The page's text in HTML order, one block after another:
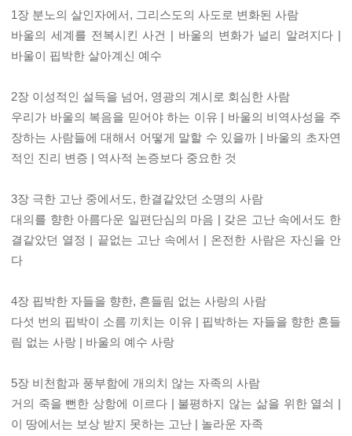
1장 분노의 살인자에서, 그리스도의 사도로 변화된 사람
바울의 세계를 전복시킨 사건 | 바울의 변화가 널리 알려지다 |
바울이 핍박한 살아계신 예수
2장 이성적인 설득을 넘어, 영광의 계시로 회심한 사람
우리가 바울의 복음을 믿어야 하는 이유 | 바울의 비역사성을 주
장하는 사람들에 대해서 어떻게 말할 수 있을까 | 바울의 초자연
적인 진리 변증 | 역사적 논증보다 중요한 것
3장 극한 고난 중에서도, 한결같았던 소명의 사람
대의를 향한 아름다운 일편단심의 마음 | 갖은 고난 속에서도 한
결같았던 열정 | 끝없는 고난 속에서 | 온전한 사람은 자신을 안
다
4장 핍박한 자들을 향한, 흔들림 없는 사랑의 사람
다섯 번의 핍박이 소름 끼치는 이유 | 핍박하는 자들을 향한 흔들
림 없는 사랑 | 바울의 예수 사랑
5장 비천함과 풍부함에 개의치 않는 자족의 사람
거의 죽을 뻔한 상항에 이르다 | 불평하지 않는 삶을 위한 열쇠 |
이 땅에서는 보상 받지 못하는 고난 | 놀라운 자족